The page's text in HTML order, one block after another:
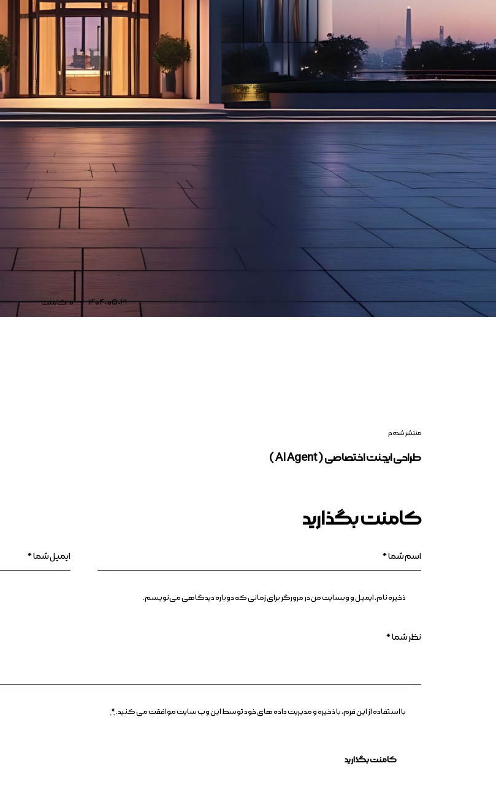
1404-05-21
0 کامنت
منتشر شده در
طراحی ایجنت اختصاصی ( AI Agent )
کامنت بگذارید
ذخیره نام، ایمیل و وبسایت من در مرورگر برای زمانی که دوباره دیدگاهی می‌نویسم.
با استفاده از این فرم، با ذخیره و مدیریت داده های خود توسط این وب سایت موافقت می کنید.*